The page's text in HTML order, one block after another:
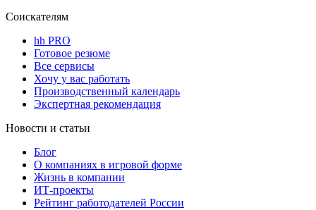
Соискателям
hh PRO
Готовое резюме
Все сервисы
Хочу у вас работать
Производственный календарь
Экспертная рекомендация
Новости и статьи
Блог
О компаниях в игровой форме
Жизнь в компании
ИТ-проекты
Рейтинг работодателей России